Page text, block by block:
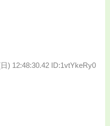
) 12:48:30.42 ID:1vtYkeRy0